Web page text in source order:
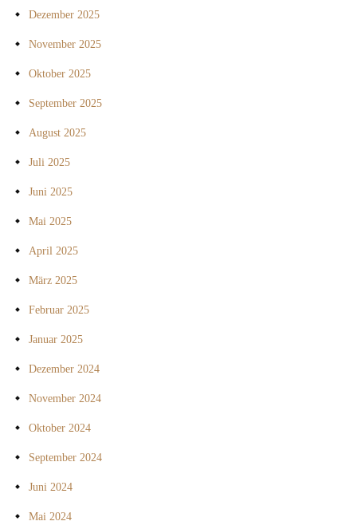
Dezember 2025
November 2025
Oktober 2025
September 2025
August 2025
Juli 2025
Juni 2025
Mai 2025
April 2025
März 2025
Februar 2025
Januar 2025
Dezember 2024
November 2024
Oktober 2024
September 2024
Juni 2024
Mai 2024